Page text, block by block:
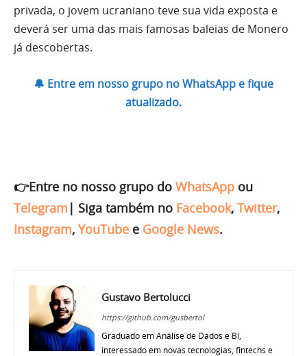
privada, o jovem ucraniano teve sua vida exposta e
deverá ser uma das mais famosas baleias de Monero
já descobertas.
🔔 Entre em nosso grupo no WhatsApp e fique
atualizado.
👉Entre no nosso grupo do WhatsApp ou
Telegram | Siga também no Facebook, Twitter,
Instagram, YouTube e Google News.
Gustavo Bertolucci
https://github.com/gusbertol
Graduado em Análise de Dados e BI,
interessado em novas tecnologias, fintechs e